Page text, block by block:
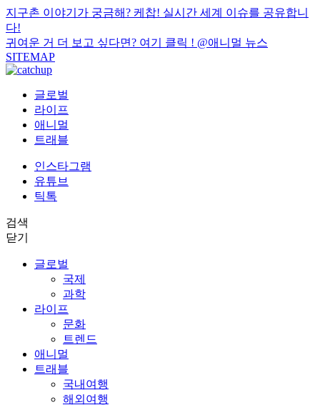
지구촌 이야기가 궁금해? 케찹! 실시간 세계 이슈를 공유합니
다!
귀여운 거 더 보고 싶다면? 여기 클릭 ! @애니멀 뉴스
SITEMAP
글로벌
라이프
애니멀
트래블
인스타그램
유튜브
틱톡
검색
닫기
글로벌
국제
과학
라이프
문화
트렌드
애니멀
트래블
국내여행
해외여행